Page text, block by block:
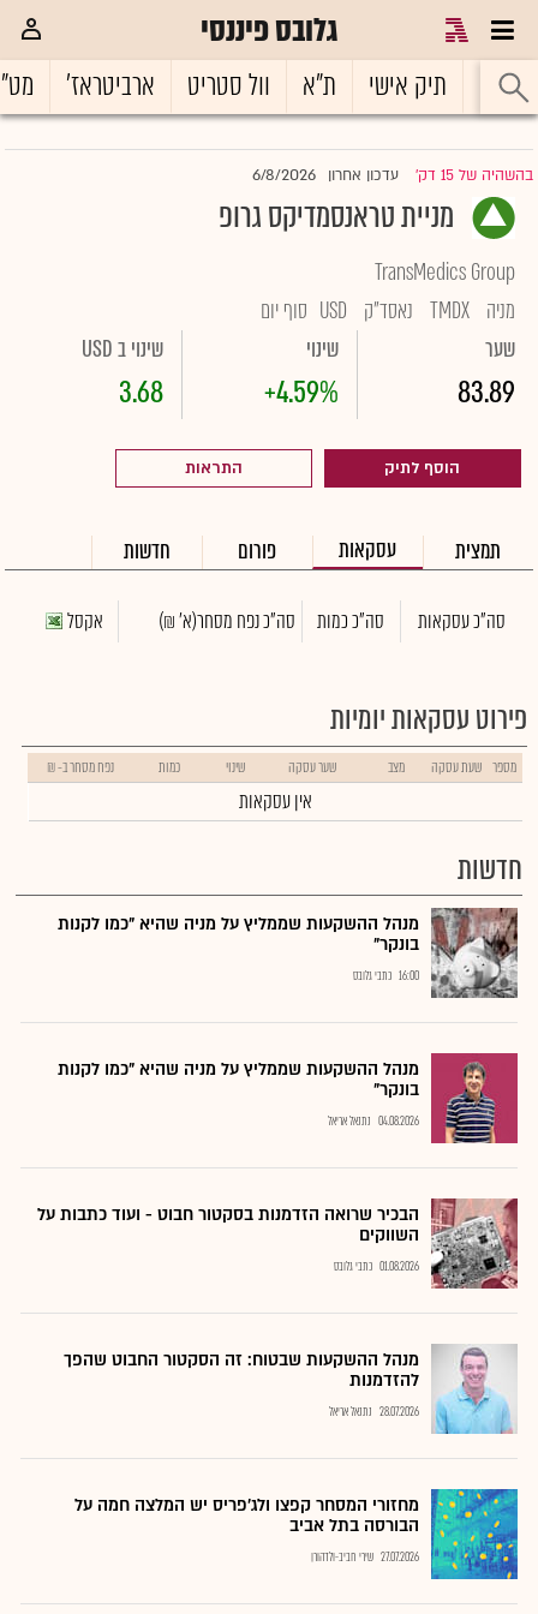
גלובס פיננסי
ראשי תיק אישי ת"א וול סטריט ארביטראז'
בהשהיה של 15 דק' |עדכון אחרון 6/8/2026
מניית טראנסמדיקס גרופ
TransMedics Group
מניה TMDX נאסד"ק USD סוף יום
שער
83.89
שינוי
+4.59%
שינוי ב USD
3.68
הוסף לתיק התראות
תמצית עסקאות פורום חדשות
סה"כ עסקאות סה"כ כמות סה"כ נפח מסחר(א' ₪) אקסל
פירוט עסקאות יומיות
מספר שעת עסקה מצב שער עסקה שינוי כמות נפח מסחר ב- ₪
אין עסקאות
חדשות
מנהל ההשקעות שממליץ על מניה שהיא "כמו לקנות
בונקר"
16:00 כתבי גלובס
מנהל ההשקעות שממליץ על מניה שהיא "כמו לקנות
בונקר"
04.08.2026 נתנאל אריאל
הבכיר שרואה הזדמנות בסקטור חבוט - ועוד כתבות על
השווקים
01.08.2026 כתבי גלובס
מנהל ההשקעות שבטוח: זה הסקטור החבוט שהפך
להזדמנות
28.07.2026 נתנאל אריאל
מחזורי המסחר קפצו ולג'פריס יש המלצה חמה על
הבורסה בתל אביב
27.07.2026 שירי חביב-ולדהורן